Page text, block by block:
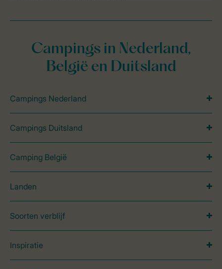
Campings in Nederland,
België en Duitsland
Campings Nederland
Campings Duitsland
Camping België
Landen
Soorten verblijf
Inspiratie